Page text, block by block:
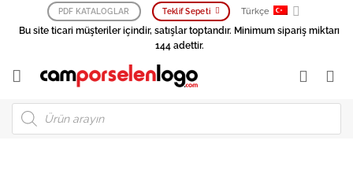
PDF KATALOGLAR Teklif Sepeti Türkçe
Bu site ticari müşteriler içindir, satışlar toptandır. Minimum sipariş miktarı
144 adettir.
Products
search